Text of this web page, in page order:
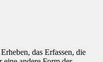
das Erfassen, die